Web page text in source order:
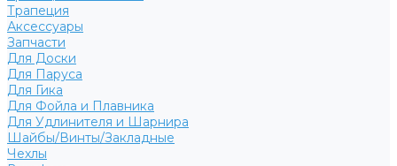
Трапеция
Аксессуары
Запчасти
Для Доски
Для Паруса
Для Гика
Для Фойла и Плавника
Для Удлинителя и Шарнира
Шайбы/Винты/Закладные
Чехлы